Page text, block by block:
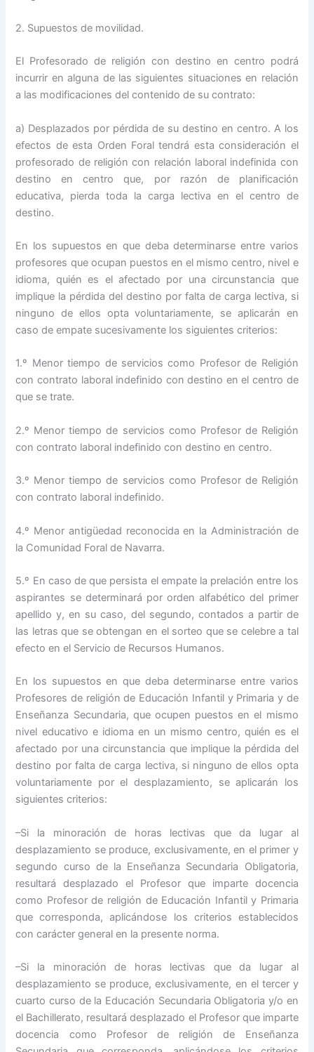
2. Supuestos de movilidad.
El Profesorado de religión con destino en centro podrá
incurrir en alguna de las siguientes situaciones en relación
a las modificaciones del contenido de su contrato:
a) Desplazados por pérdida de su destino en centro. A los
efectos de esta Orden Foral tendrá esta consideración el
profesorado de religión con relación laboral indefinida con
destino en centro que, por razón de planificación
educativa, pierda toda la carga lectiva en el centro de
destino.
En los supuestos en que deba determinarse entre varios
profesores que ocupan puestos en el mismo centro, nivel e
idioma, quién es el afectado por una circunstancia que
implique la pérdida del destino por falta de carga lectiva, si
ninguno de ellos opta voluntariamente, se aplicarán en
caso de empate sucesivamente los siguientes criterios:
1.º Menor tiempo de servicios como Profesor de Religión
con contrato laboral indefinido con destino en el centro de
que se trate.
2.º Menor tiempo de servicios como Profesor de Religión
con contrato laboral indefinido con destino en centro.
3.º Menor tiempo de servicios como Profesor de Religión
con contrato laboral indefinido.
4.º Menor antigüedad reconocida en la Administración de
la Comunidad Foral de Navarra.
5.º En caso de que persista el empate la prelación entre los
aspirantes se determinará por orden alfabético del primer
apellido y, en su caso, del segundo, contados a partir de
las letras que se obtengan en el sorteo que se celebre a tal
efecto en el Servicio de Recursos Humanos.
En los supuestos en que deba determinarse entre varios
Profesores de religión de Educación Infantil y Primaria y de
Enseñanza Secundaria, que ocupen puestos en el mismo
nivel educativo e idioma en un mismo centro, quién es el
afectado por una circunstancia que implique la pérdida del
destino por falta de carga lectiva, si ninguno de ellos opta
voluntariamente por el desplazamiento, se aplicarán los
siguientes criterios:
–Si la minoración de horas lectivas que da lugar al
desplazamiento se produce, exclusivamente, en el primer y
segundo curso de la Enseñanza Secundaria Obligatoria,
resultará desplazado el Profesor que imparte docencia
como Profesor de religión de Educación Infantil y Primaria
que corresponda, aplicándose los criterios establecidos
con carácter general en la presente norma.
–Si la minoración de horas lectivas que da lugar al
desplazamiento se produce, exclusivamente, en el tercer y
cuarto curso de la Educación Secundaria Obligatoria y/o en
el Bachillerato, resultará desplazado el Profesor que imparte
docencia como Profesor de religión de Enseñanza